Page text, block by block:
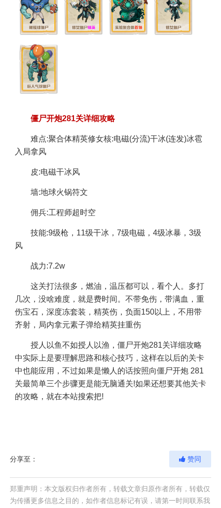
僵尸开炮281关详细攻略
难点:聚合体精英修女核:电磁(分流)干冰(连发)冰雹
入局拿风
皮:电磁干冰风
墙:地球火锅符文
佣兵:工程师超时空
技能:9级枪，11级干冰，7级电磁，4级冰暴，3级
风
战力:7.2w
这关打法很多，燃油，温压都可以，看个人。多打
几次，没啥难度，就是费时间。不带免伤，带满血，重
伤宝石，深度冻套装，精英伤，负面150以上，不用带
齐射，局内拿元素子弹给精英挂重伤
授人以鱼不如授人以渔，僵尸开炮281关详细攻略
中实际上是要理解思路和核心技巧，这样在以后的关卡
中也能应用，不过如果是懒人的话按照向僵尸开炮 281
关最简单三个步骤更是能无脑通关!如果还想要其他关卡
的攻略，就在本站搜索把!
赞同
分享至：
郑重声明：本文版权归作者所有，转载文章归原作者所有，转载仅
为传播更多信息之目的，如作者信息标记有误，请第一时间联系我